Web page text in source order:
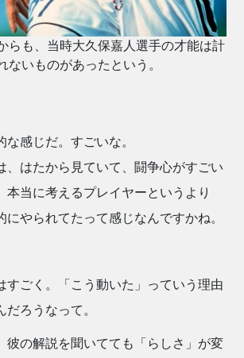
らも、当時大久保嘉人選手の才能は計
ないものがあったという。
感じだ。すごいな。
、はたから見ていて、闘争心がすごい
本当に考えるプレイヤーというより
やられてたって感じなんですかね。
すごく。「こう動いた」っていう理由
ろうなって。
彼の解説を聞いてても「らしさ」が変